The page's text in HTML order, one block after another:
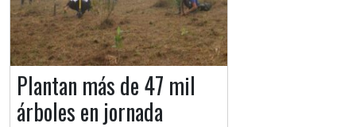
Plantan más de 47 mil
árboles en jornada